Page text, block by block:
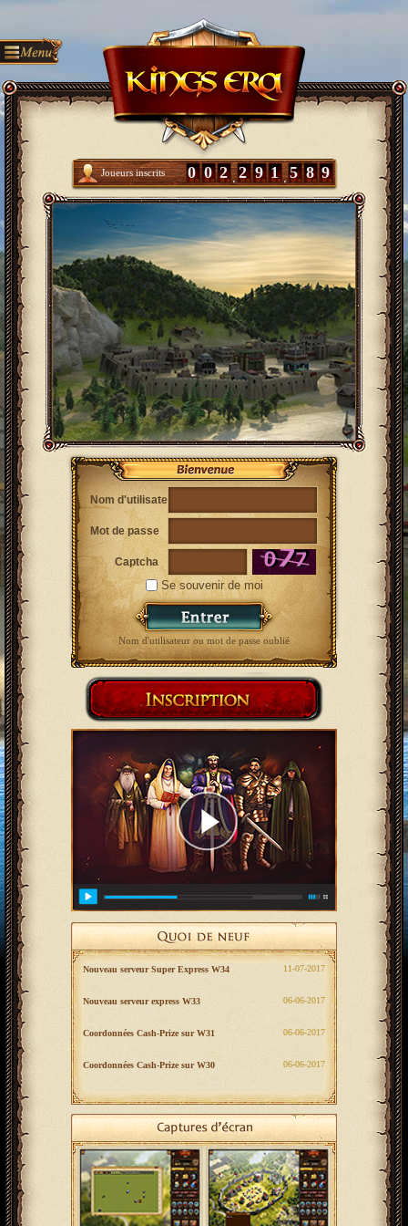
Joueurs inscrits 0 0 2 2 9 1 5 8 9
Nom d'utilisateur
Mot de passe
Captcha
Se souvenir de moi
Nom d'utilisateur ou mot de passe oublié
Nouveau serveur Super Express W34 ‎11-07-2017
Nouveau serveur express W33 ‎06-06-2017
Coordonnées Cash-Prize sur W31 ‎06-06-2017
Coordonnées Cash-Prize sur W30 ‎06-06-2017